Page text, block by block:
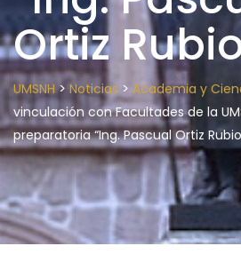
Ortiz
UMSNH> Noticias > Academia y
vinculación con Facultades de la
preparatoria “Ing. Pascual Ortiz